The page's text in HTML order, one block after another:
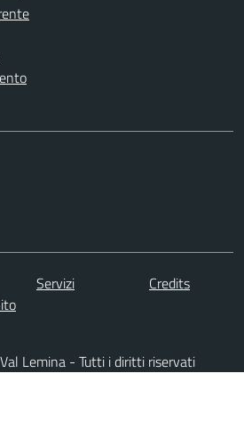
Servizi
Credits
Lemina - Tutti i diritti riservati